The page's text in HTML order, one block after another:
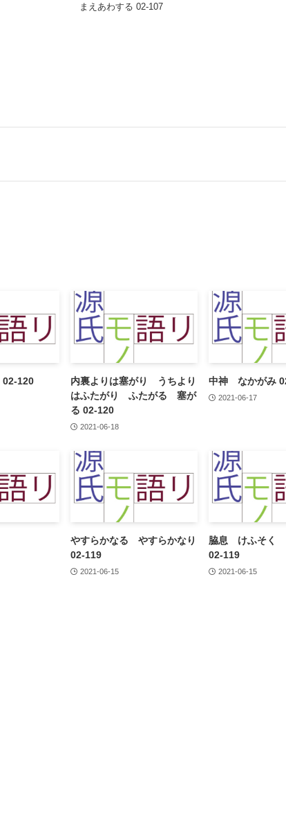
まえあわする 02-107
120
内裏よりは塞がり うちより
はふたがり ふたがる 塞が
る 02-120
2021-06-18
中神 なかがみ
2021-06-17
やすらかなる やすらかなり
02-119
2021-06-15
脇息 けふそく
02-119
2021-06-15